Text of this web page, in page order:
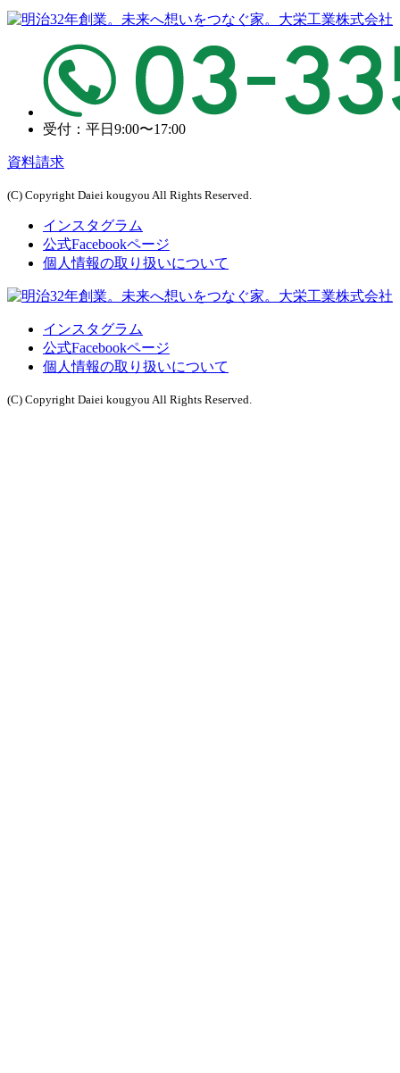
受付：平日9:00〜17:00
資料請求
(C) Copyright Daiei kougyou All Rights Reserved.
インスタグラム
公式Facebookページ
個人情報の取り扱いについて
インスタグラム
公式Facebookページ
個人情報の取り扱いについて
(C) Copyright Daiei kougyou All Rights Reserved.